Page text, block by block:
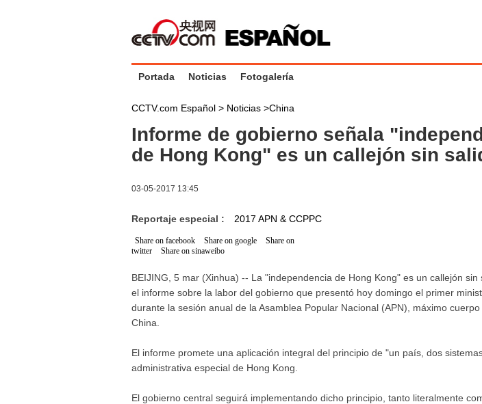
Portada Noticias Fotogalería
CCTV.com Español > Noticias >China
Informe de gobierno señala
de Hong Kong" es un callejón sin
03-05-2017 13:45
Reportaje especial : 2017 APN & CCPPC
Share on facebook Share on google
Share on
twitter
Share on sinaweibo
BEIJING, 5 mar (Xinhua) -- La "independencia de Hong Kong" es un callejón sin
el informe sobre la labor del gobierno que presentó hoy domingo el primer
durante la sesión anual de la Asamblea Popular Nacional (APN), máximo
China.
El informe promete una aplicación integral del principio de "un país, dos
administrativa especial de Hong Kong.
El gobierno central seguirá implementando dicho principio, tanto literalmente